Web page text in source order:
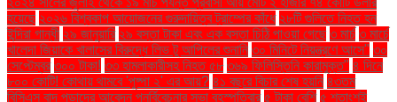
হয়েছে ২০২৬ বিশ্বকাপ আয়োজনের গুরুদায়িত্ব ট্রাম্পের কাঁধে ২৮টি গুলিতে নিহত হন
ইন্দিরা গান্ধী ২৯ জানুয়ারি ২৯ বস্তা টাকা এবং এক বস্তা চিঠি পাওয়া গেছে ৩ মার্চ ৩ মার্চে
খালেদা জিয়াকে খালাসের বিরুদ্ধে লিভ টু আপিলের শুনানি ৩০ মিনিটে নিয়ন্ত্রণে আসে" ৩০
সেপ্টেম্বর ৩০০ টাকা! ৩৩ হামলাকারীসহ নিহত ৫৮ ৩৬৯ ফিলিস্তিনি কারামুক্ত" ৪ দিনে
৮০০ কোটি! কোথায় থামবে 'পুষ্পা ২' এর আয়? ৪১ বছরে বিচার শেষ হয়নি ৪৩তম
বিসিএস বাদ পড়াদের আবেদন পুনর্বিবেচনার সভা বৃহস্পতিবার ৫ টাকা বেশি ৫ শতাংশই